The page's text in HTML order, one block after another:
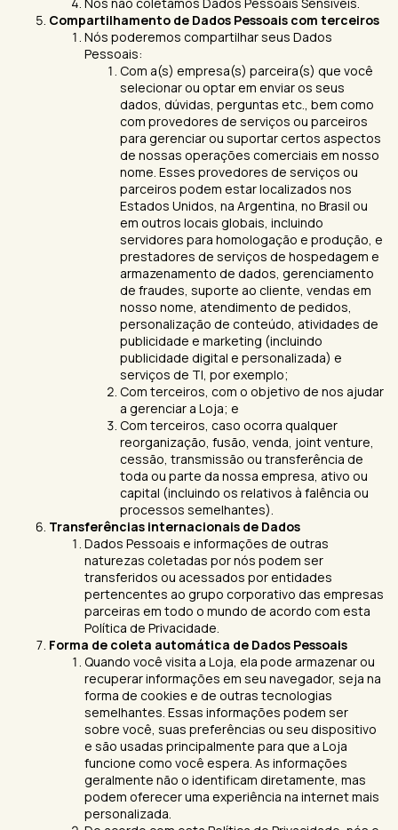
Compartilhamento de Dados Pessoais com terceiros
Nós poderemos compartilhar seus Dados
Pessoais:
Com a(s) empresa(s) parceira(s) que você
selecionar ou optar em enviar os seus
dados, dúvidas, perguntas etc., bem como
com provedores de serviços ou parceiros
para gerenciar ou suportar certos aspectos
de nossas operações comerciais em nosso
nome. Esses provedores de serviços ou
parceiros podem estar localizados nos
Estados Unidos, na Argentina, no Brasil ou
em outros locais globais, incluindo
servidores para homologação e produção, e
prestadores de serviços de hospedagem e
armazenamento de dados, gerenciamento
de fraudes, suporte ao cliente, vendas em
nosso nome, atendimento de pedidos,
personalização de conteúdo, atividades de
publicidade e marketing (incluindo
publicidade digital e personalizada) e
serviços de TI, por exemplo;
Com terceiros, com o objetivo de nos ajudar
a gerenciar a Loja; e
Com terceiros, caso ocorra qualquer
reorganização, fusão, venda, joint venture,
cessão, transmissão ou transferência de
toda ou parte da nossa empresa, ativo ou
capital (incluindo os relativos à falência ou
processos semelhantes).
Transferências internacionais de Dados
Dados Pessoais e informações de outras
naturezas coletadas por nós podem ser
transferidos ou acessados por entidades
pertencentes ao grupo corporativo das empresas
parceiras em todo o mundo de acordo com esta
Política de Privacidade.
Forma de coleta automática de Dados Pessoais
Quando você visita a Loja, ela pode armazenar ou
recuperar informações em seu navegador, seja na
forma de cookies e de outras tecnologias
semelhantes. Essas informações podem ser
sobre você, suas preferências ou seu dispositivo
e são usadas principalmente para que a Loja
funcione como você espera. As informações
geralmente não o identificam diretamente, mas
podem oferecer uma experiência na internet mais
personalizada.